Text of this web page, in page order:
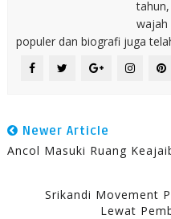
wajah
populer dan biografi juga
Newer Article
Ancol Masuki Ruang
Srikandi Movement
Lewat